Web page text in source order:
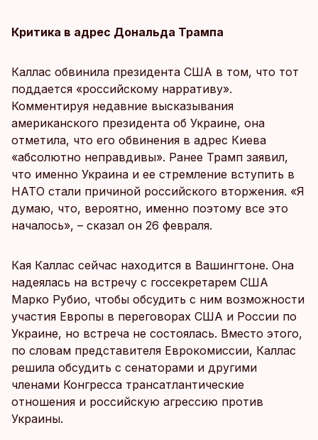
Критика в адрес Дональда Трампа
Каллас обвинила президента США в том, что тот
поддается «российскому нарративу».
Комментируя недавние высказывания
американского президента об Украине, она
отметила, что его обвинения в адрес Киева
«абсолютно неправдивы». Ранее Трамп заявил,
что именно Украина и ее стремление вступить в
НАТО стали причиной российского вторжения. «Я
думаю, что, вероятно, именно поэтому все это
началось», – сказал он 26 февраля.
Кая Каллас сейчас находится в Вашингтоне. Она
надеялась на встречу с госсекретарем США
Марко Рубио, чтобы обсудить с ним возможности
участия Европы в переговорах США и России по
Украине, но встреча не состоялась. Вместо этого,
по словам представителя Еврокомиссии, Каллас
решила обсудить с сенаторами и другими
членами Конгресса трансатлантические
отношения и российскую агрессию против
Украины.